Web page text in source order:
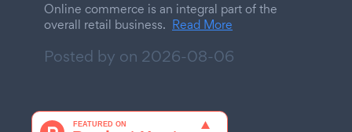
Online commerce is an integral part of the
overall retail business. Read More
Posted by on 2026-08-06